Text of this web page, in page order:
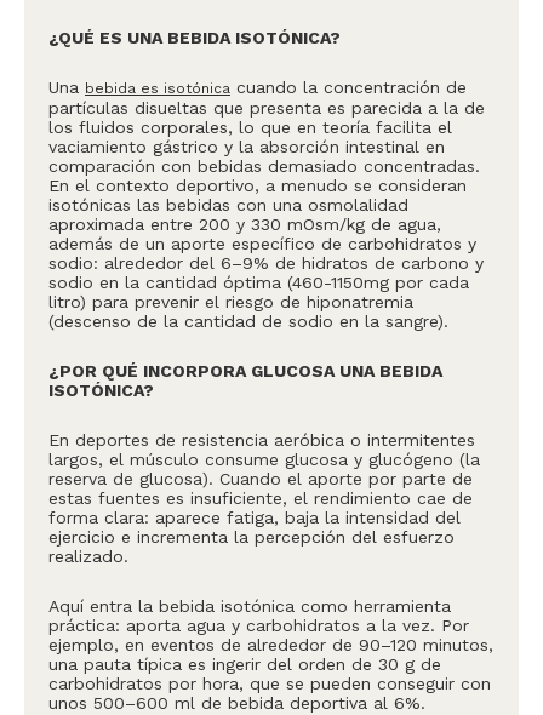
¿QUÉ ES UNA BEBIDA ISOTÓNICA?
Una bebida es isotónica cuando la concentración de
partículas disueltas que presenta es parecida a la de
los fluidos corporales, lo que en teoría facilita el
vaciamiento gástrico y la absorción intestinal en
comparación con bebidas demasiado concentradas.
En el contexto deportivo, a menudo se consideran
isotónicas las bebidas con una osmolalidad
aproximada entre 200 y 330 mOsm/kg de agua,
además de un aporte específico de carbohidratos y
sodio: alrededor del 6–9% de hidratos de carbono y
sodio en la cantidad óptima (460-1150mg por cada
litro) para prevenir el riesgo de hiponatremia
(descenso de la cantidad de sodio en la sangre).
¿POR QUÉ INCORPORA GLUCOSA UNA BEBIDA
ISOTÓNICA?
En deportes de resistencia aeróbica o intermitentes
largos, el músculo consume glucosa y glucógeno (la
reserva de glucosa). Cuando el aporte por parte de
estas fuentes es insuficiente, el rendimiento cae de
forma clara: aparece fatiga, baja la intensidad del
ejercicio e incrementa la percepción del esfuerzo
realizado.
Aquí entra la bebida isotónica como herramienta
práctica: aporta agua y carbohidratos a la vez. Por
ejemplo, en eventos de alrededor de 90–120 minutos,
una pauta típica es ingerir del orden de 30 g de
carbohidratos por hora, que se pueden conseguir con
unos 500–600 ml de bebida deportiva al 6%.